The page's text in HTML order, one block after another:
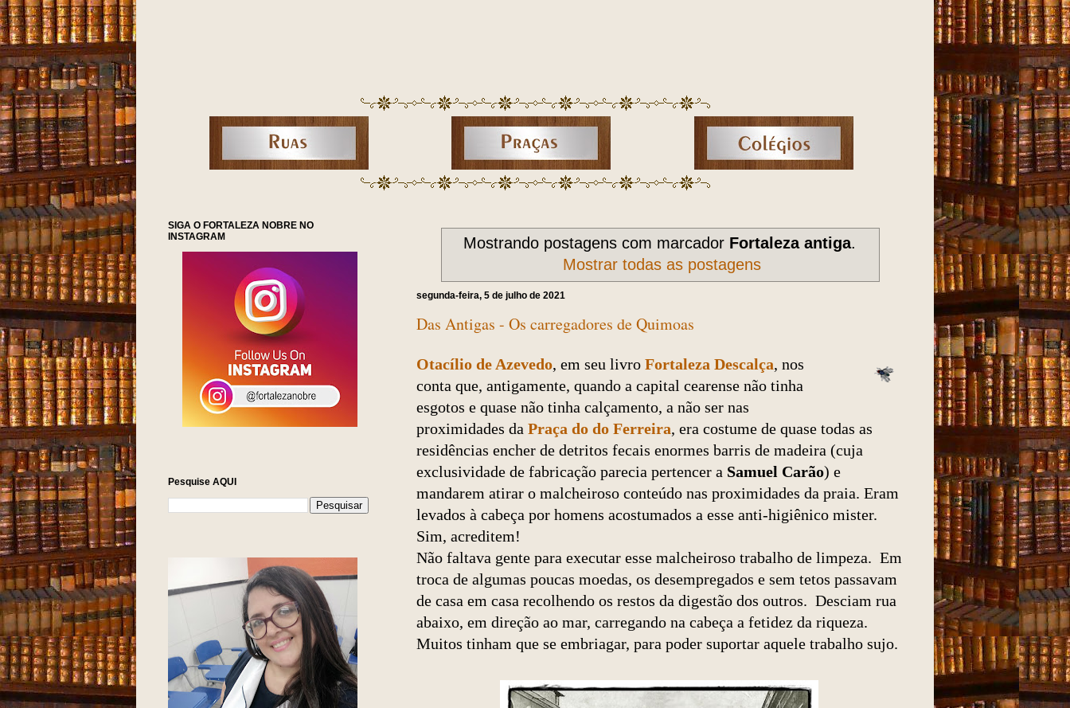
Mostrando postagens com marcador Fortaleza antiga.
Mostrar todas as postagens
segunda-feira, 5 de julho de 2021
Das Antigas - Os carregadores de Quimoas
Otacílio de Azevedo, em seu livro Fortaleza Descalça, nos
conta que, antigamente, quando a capital cearense não tinha
esgotos e quase não tinha calçamento, a não ser nas
proximidades da Praça do do Ferreira, era costume de quase todas as
residências encher de detritos fecais enormes barris de madeira (cuja
exclusividade de fabricação parecia pertencer a Samuel Carão) e
mandarem atirar o malcheiroso conteúdo nas proximidades da praia. Eram
levados à cabeça por homens acostumados a esse anti-higiênico mister.
Sim, acreditem!
Não faltava gente para executar esse malcheiroso trabalho de limpeza. Em
troca de algumas poucas moedas, os desempregados e sem tetos passavam
de casa em casa recolhendo os restos da digestão dos outros. Desciam rua
abaixo, em direção ao mar, carregando na cabeça a fetidez da riqueza.
Muitos tinham que se embriagar, para poder suportar aquele trabalho sujo.
SIGA O FORTALEZA NOBRE NO
INSTAGRAM
Pesquise AQUI